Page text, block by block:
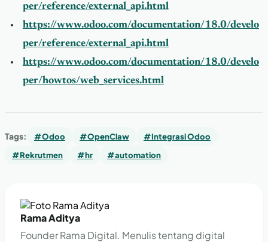
per/reference/external_api.html
https://www.odoo.com/documentation/18.0/develo
per/reference/external_api.html
https://www.odoo.com/documentation/18.0/develo
per/howtos/web_services.html
Tags: #Odoo #OpenClaw
#Integrasi Odoo
#Rekrutmen
#hr #automation
Rama Aditya
Founder Rama Digital. Menulis tentang digital